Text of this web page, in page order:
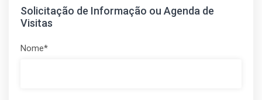
Solicitação de Informação ou Agenda de
Visitas
Nome*